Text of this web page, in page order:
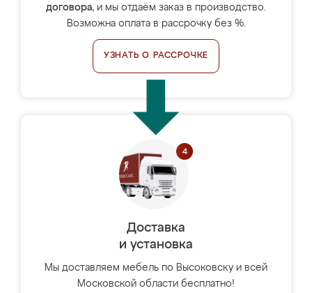
договора, и мы отдаём заказ в производство.
Возможна оплата в рассрочку без %.
УЗНАТЬ О РАССРОЧКЕ
Доставка
и установка
Мы доставляем мебель по Высоковску и всей
Московской области бесплатно!